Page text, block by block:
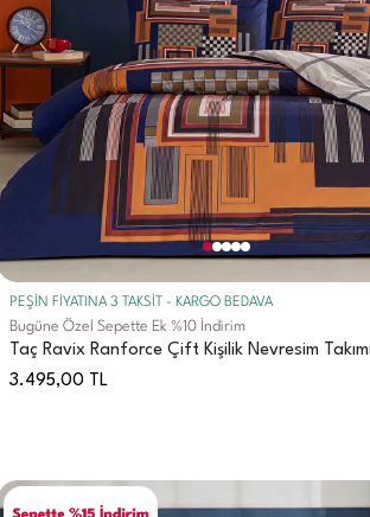
PEŞİN FİYATINA 3 TAKSİT - KARGO BEDAVA
Bugüne Özel Sepette Ek %10 İndirim
Taç Ravix Ranforce Çift Kişilik Nevresim
3.495,00 TL